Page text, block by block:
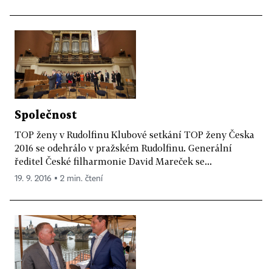
Společnost
TOP ženy v Rudolfinu Klubové setkání TOP ženy Česka
2016 se odehrálo v pražském Rudolfinu. Generální
ředitel České filharmonie David Mareček se...
19. 9. 2016 ▪ 2 min. čtení